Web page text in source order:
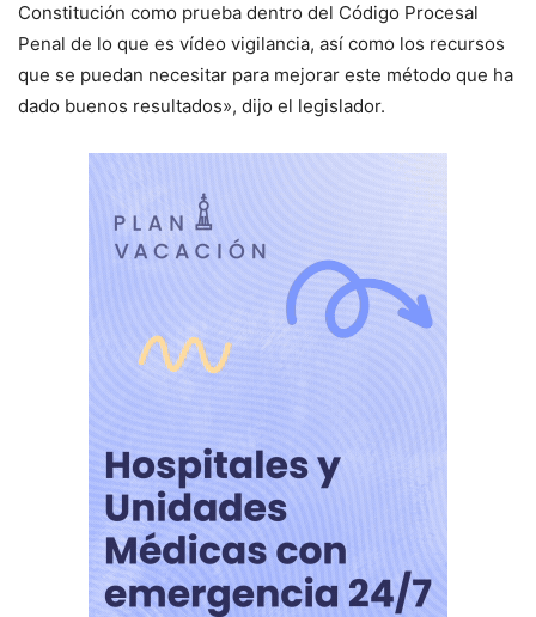
Constitución como prueba dentro del Código Procesal
Penal de lo que es vídeo vigilancia, así como los recursos
que se puedan necesitar para mejorar este método que ha
dado buenos resultados», dijo el legislador.